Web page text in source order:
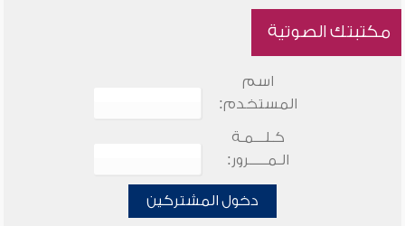
مكتبتك الصوتية
اسم
المستخدم:
كـلـــمـة
الـمـــــرور:
دخول المشتركين